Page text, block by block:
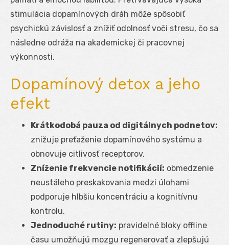
stimulácia dopamínových dráh môže spôsobiť
psychickú závislosť a znížiť odolnosť voči stresu, čo sa
následne odráža na akademickej či pracovnej
výkonnosti.
Dopamínový detox a jeho
efekt
Krátkodobá pauza od digitálnych podnetov:
znižuje preťaženie dopamínového systému a
obnovuje citlivosť receptorov.
Zníženie frekvencie notifikácií: obmedzenie
neustáleho preskakovania medzi úlohami
podporuje hlbšiu koncentráciu a kognitívnu
kontrolu.
Jednoduché rutiny: pravidelné bloky offline
času umožňujú mozgu regenerovať a zlepšujú